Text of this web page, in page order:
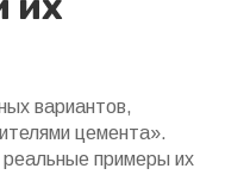
вариантов,
цемента».
примеры их